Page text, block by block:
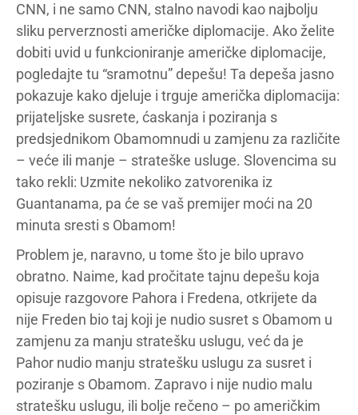
CNN, i ne samo CNN, stalno navodi kao najbolju
sliku perverznosti američke diplomacije. Ako želite
dobiti uvid u funkcioniranje američke diplomacije,
pogledajte tu “sramotnu” depešu! Ta depeša jasno
pokazuje kako djeluje i trguje američka diplomacija:
prijateljske susrete, ćaskanja i poziranja s
predsjednikom Obamomnudi u zamjenu za različite
– veće ili manje – strateške usluge. Slovencima su
tako rekli: Uzmite nekoliko zatvorenika iz
Guantanama, pa će se vaš premijer moći na 20
minuta sresti s Obamom!
Problem je, naravno, u tome što je bilo upravo
obratno. Naime, kad pročitate tajnu depešu koja
opisuje razgovore Pahora i Fredena, otkrijete da
nije Freden bio taj koji je nudio susret s Obamom u
zamjenu za manju stratešku uslugu, već da je
Pahor nudio manju stratešku uslugu za susret i
poziranje s Obamom. Zapravo i nije nudio malu
stratešku uslugu, ili bolje rečeno – po američkim